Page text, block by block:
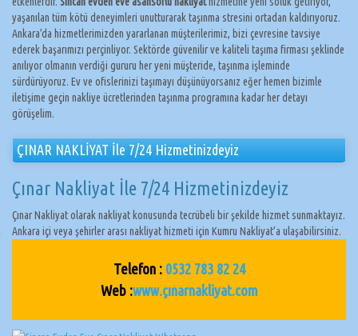
yaşanılan tüm kötü deneyimleri unutturarak taşınma stresini ortadan kaldırıyoruz.
Ankara’da hizmetlerimizden yararlanan müşterilerimiz, bizi çevresine tavsiye
ederek başarımızı perçinliyor. Sektörde güvenilir ve kaliteli taşıma firması şeklinde
anılıyor olmanın verdiği gururu her yeni müşteride, taşınma işleminde
sürdürüyoruz. Ev ve ofislerinizi taşımayı düşünüyorsanız eğer hemen bizimle
iletişime geçin nakliye ücretlerinden taşınma programına kadar her detayı
görüşelim.
ÇINAR NAKLİYAT İle 7/24 Hizmetinizdeyiz
Çınar Nakliyat İle 7/24 Hizmetinizdeyiz
Çınar Nakliyat olarak nakliyat konusunda tecrübeli bir şekilde hizmet sunmaktayız.
Ankara içi veya şehirler arası nakliyat hizmeti için Kumru Nakliyat’a ulaşabilirsiniz.
Telefon : 0532 783 82 24
Web :www.çınarnakliyat.com